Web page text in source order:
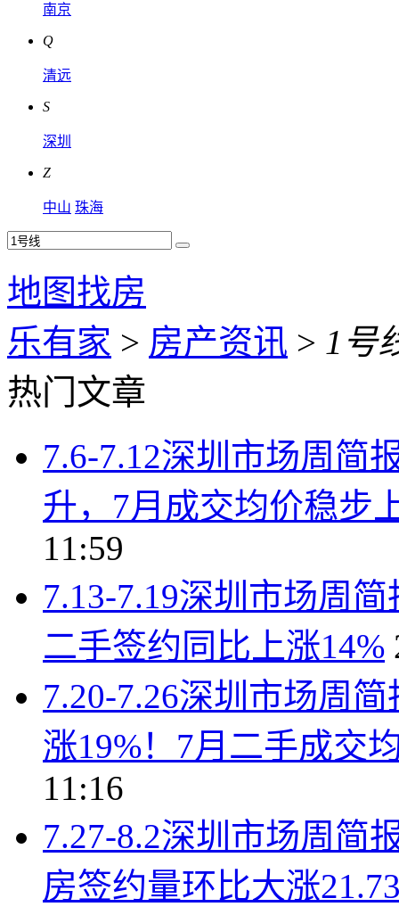
南京
Q
清远
S
深圳
Z
中山 珠海
地图找房
乐有家 > 房产资讯 > 1号
热门文章
7.6-7.12深圳市场周简
升，7月成交均价稳步
11:59
7.13-7.19深圳市场周
二手签约同比上涨14%
7.20-7.26深圳市场周
涨19%！7月二手成交
11:16
7.27-8.2深圳市场周简
房签约量环比大涨